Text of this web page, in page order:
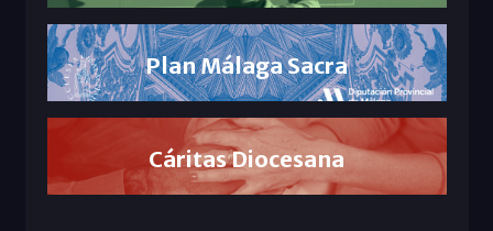
Plan Málaga Sacra
Cáritas Diocesana